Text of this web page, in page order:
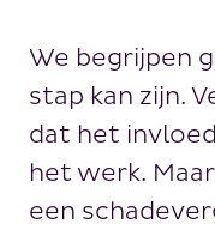
We begrijpen
stap kan zijn.
dat het
het werk.
een